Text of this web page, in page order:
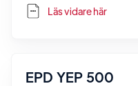
Läs vidare här
EPD YEP 500